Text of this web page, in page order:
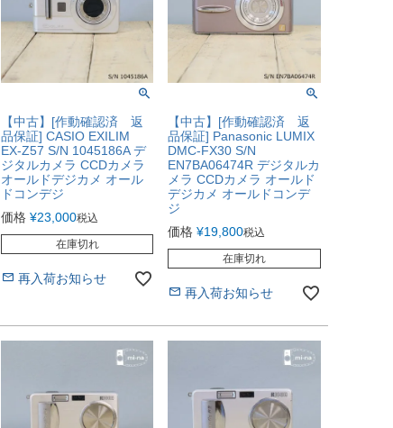
【中古】[作動確認済 返
品保証] CASIO EXILIM
EX-Z57 S/N 1045186A デ
ジタルカメラ CCDカメラ
オールドデジカメ オール
ドコンデジ
価格 ¥23,000税込
在庫切れ
再入荷お知らせ
【中古】[作動確認済 返
品保証] Panasonic LUMIX
DMC-FX30 S/N
EN7BA06474R デジタルカ
メラ CCDカメラ オールド
デジカメ オールドコンデ
ジ
価格 ¥19,800税込
在庫切れ
再入荷お知らせ